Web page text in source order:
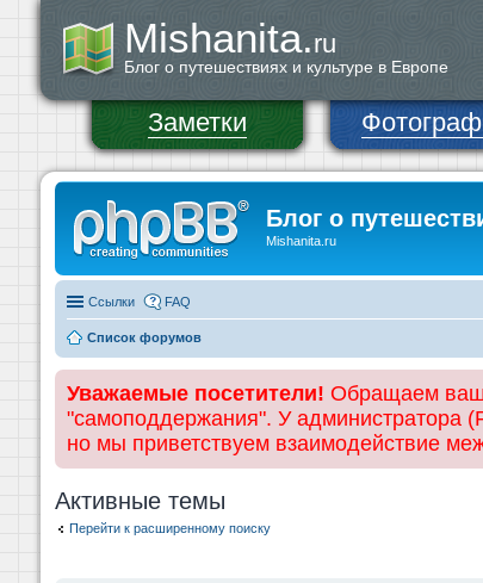
Mishanita.ru
Блог о путешествиях и культуре в Европе
Заметки
Блог о
Mishanita.ru
Ссылки FAQ
Список форумов
Уважаемые посетители! Обращаем
"самоподдержания". У администратора
но мы приветствуем взаимодействие
Активные темы
Перейти к расширенному поиску